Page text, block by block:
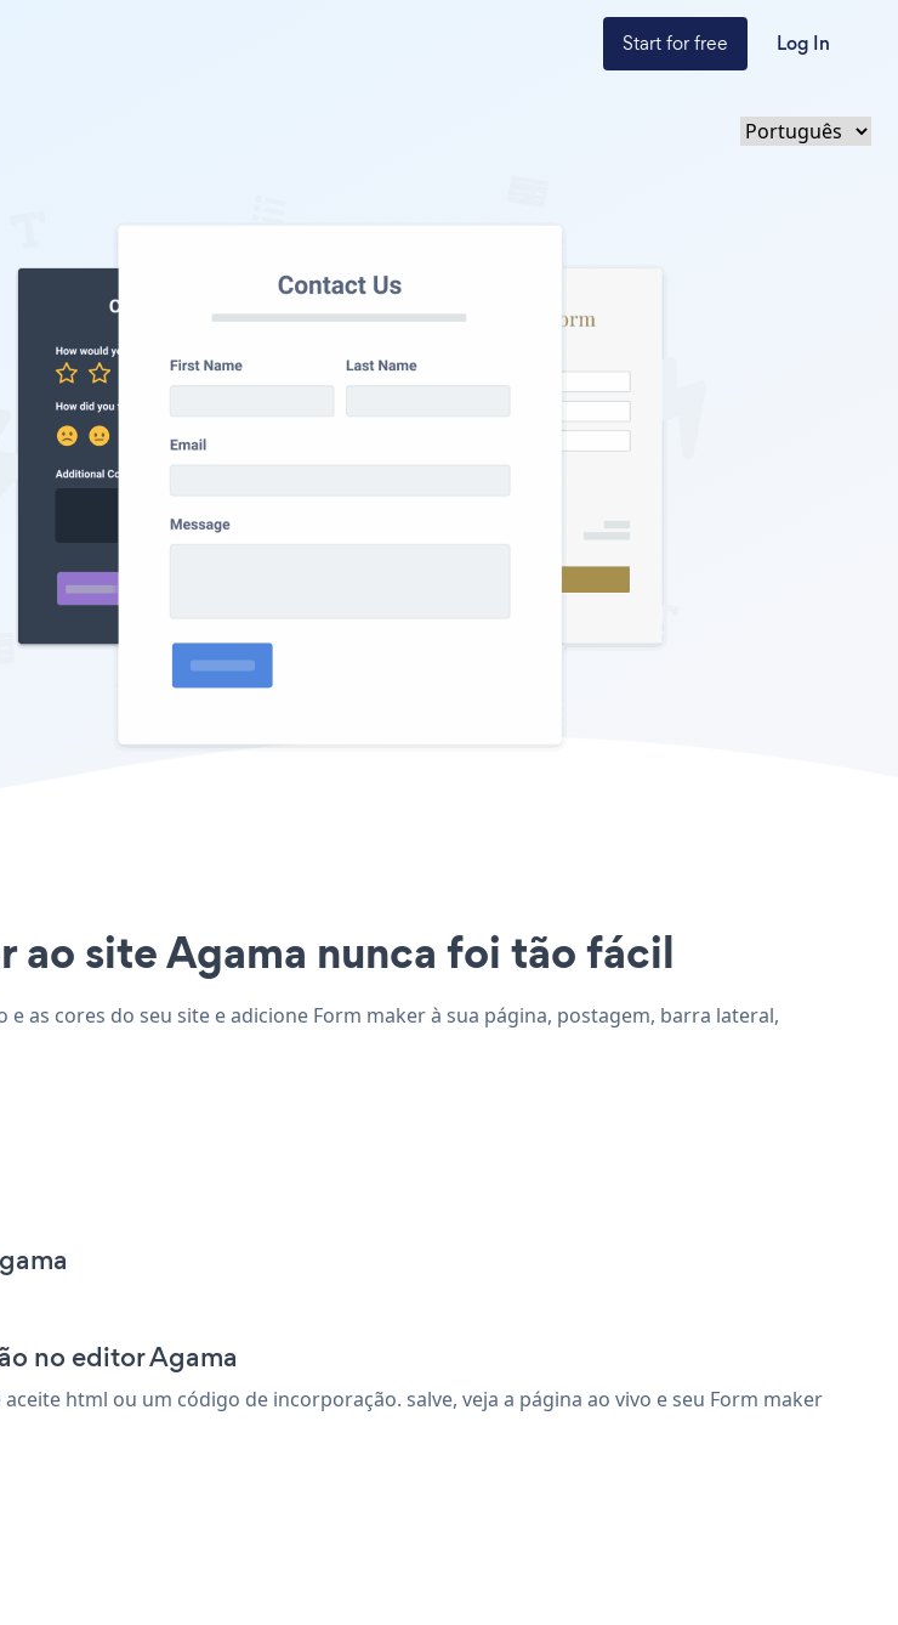
Start for free Log In
site Agama nunca foi tão fácil
as cores do seu site e adicione Form maker à sua página, postagem, barra lateral,
no editor Agama
html ou um código de incorporação. salve, veja a página ao vivo e seu Form maker